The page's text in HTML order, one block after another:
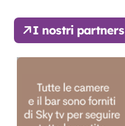
I nostri partners